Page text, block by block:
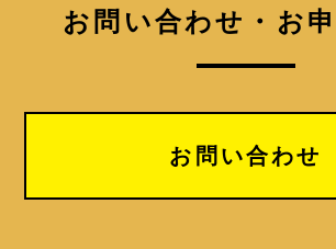
お問い合わせ・お
お問い合わせ